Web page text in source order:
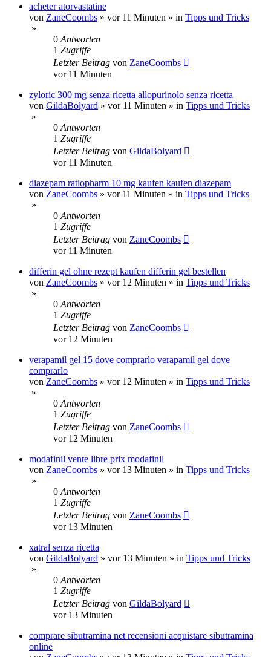
acheter atorvastatine
von ZaneCoombs » vor 11 Minuten » in Tipps und Tricks
»
0 Antworten
1 Zugriffe
Letzter Beitrag von ZaneCoombs
vor 11 Minuten
zyloric 300 mg senza ricetta allopurinolo senza ricetta
von GildaBolyard » vor 11 Minuten » in Tipps und Tricks
»
0 Antworten
1 Zugriffe
Letzter Beitrag von GildaBolyard
vor 11 Minuten
diazepam ratiopharm 10 mg kaufen kaufen diazepam
von ZaneCoombs » vor 11 Minuten » in Tipps und Tricks
»
0 Antworten
1 Zugriffe
Letzter Beitrag von ZaneCoombs
vor 11 Minuten
differin gel ohne rezept kaufen differin gel bestellen
von ZaneCoombs » vor 12 Minuten » in Tipps und Tricks
»
0 Antworten
1 Zugriffe
Letzter Beitrag von ZaneCoombs
vor 12 Minuten
verapamil gel 15 dove comprarlo verapamil gel dove
comprarlo
von ZaneCoombs » vor 12 Minuten » in Tipps und Tricks
»
0 Antworten
1 Zugriffe
Letzter Beitrag von ZaneCoombs
vor 12 Minuten
modafinil vente libre prix modafinil
von ZaneCoombs » vor 13 Minuten » in Tipps und Tricks
»
0 Antworten
1 Zugriffe
Letzter Beitrag von ZaneCoombs
vor 13 Minuten
xatral senza ricetta
von GildaBolyard » vor 13 Minuten » in Tipps und Tricks
»
0 Antworten
1 Zugriffe
Letzter Beitrag von GildaBolyard
vor 13 Minuten
comprare sibutramina net recensioni acquistare sibutramina
online